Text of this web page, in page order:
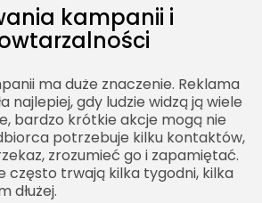
kampanii i
ma duże znaczenie. Reklama
najlepiej, gdy ludzie widzą ją wiele
bardzo krótkie akcje mogą nie
potrzebuje kilku kontaktów,
zrozumieć go i zapamiętać.
często trwają kilka tygodni, kilka
dłużej.